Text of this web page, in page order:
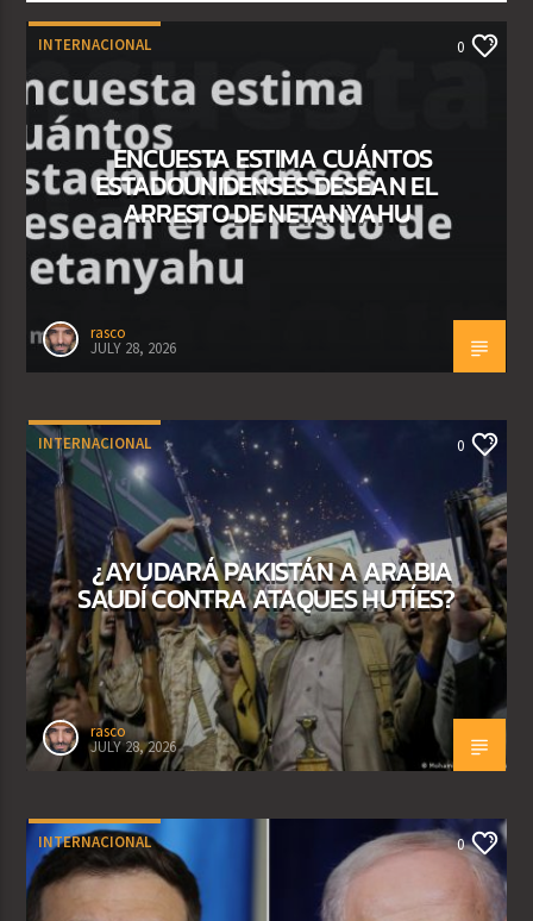
INTERNACIONAL 0
ENCUESTA ESTIMA CUÁNTOS
ESTADOUNIDENSES DESEAN EL
ARRESTO DE NETANYAHU
rasco
JULY 28, 2026
INTERNACIONAL 0
¿AYUDARÁ PAKISTÁN A ARABIA
SAUDÍ CONTRA ATAQUES HUTÍES?
rasco
JULY 28, 2026
INTERNACIONAL 0